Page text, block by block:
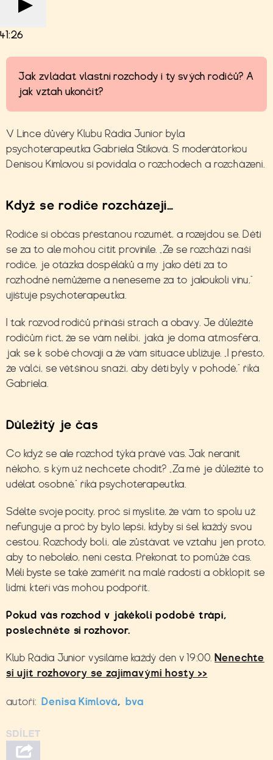
41:26
Jak zvládat vlastní rozchody i ty svých rodičů? A
jak vztah ukončit?
V Lince důvěry Klubu Rádia Junior byla
psychoterapeutka Gabriela Štiková. S moderátorkou
Denisou Kimlovou si povídala o rozchodech a rozcházení.
Když se rodiče rozcházejí…
Rodiče si občas přestanou rozumět, a rozejdou se. Děti
se za to ale mohou cítit provinile. „Že se rozchází naši
rodiče, je otázka dospěláků a my jako děti za to
rozhodně nemůžeme a neneseme za to jakoukoli vinu,“
ujišťuje psychoterapeutka.
I tak rozvod rodičů přináší strach a obavy. Je důležité
rodičům říct, že se vám nelíbí, jaká je doma atmosféra,
jak se k sobě chovají a že vám situace ubližuje. „I přesto,
že válčí, se většinou snaží, aby děti byly v pohodě,“ říká
Gabriela.
Důležitý je čas
Co když se ale rozchod týká právě vás. Jak neranit
někoho, s kým už nechcete chodit? „Za mě je důležité to
udělat osobně,“ říká psychoterapeutka.
Sdělte svoje pocity, proč si myslíte, že vám to spolu už
nefunguje a proč by bylo lepší, kdyby si šel každý svou
cestou. Rozchody bolí, ale zůstávat ve vztahu jen proto,
aby to nebolelo, není cesta. Překonat to pomůže čas.
Měli byste se také zaměřit na malé radosti a obklopit se
lidmi, kteří vás mohou podpořit.
Pokud vás rozchod v jakékoli podobě trápí,
poslechněte si rozhovor.
Klub Rádia Junior vysíláme každý den v 19:00.Nenechte
si ujít rozhovory se zajímavými hosty >>
autoři: Denisa Kimlová, bva